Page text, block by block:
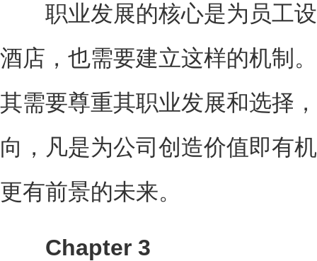
职业发展的核心是为员工设
酒店，也需要建立这样的机制
其需要尊重其职业发展和选择
向，凡是为公司创造价值即有
更有前景的未来。
Chapter 3